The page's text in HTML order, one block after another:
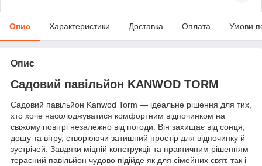
Опис Характеристики Доставка Оплата Умови
Опис
Садовий павільйон KANWOD TORM
Садовий павільйон Kanwod Torm — ідеальне рішення для тих,
хто хоче насолоджуватися комфортним відпочинком на
свіжому повітрі незалежно від погоди. Він захищає від сонця,
дощу та вітру, створюючи затишний простір для відпочинку й
зустрічей. Завдяки міцній конструкції та практичним рішенням
терасний павільйон чудово підійде як для сімейних свят, так і